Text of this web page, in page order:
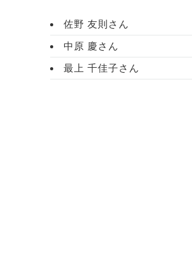
佐野 友則さん
中原 慶さん
最上 千佳子さん